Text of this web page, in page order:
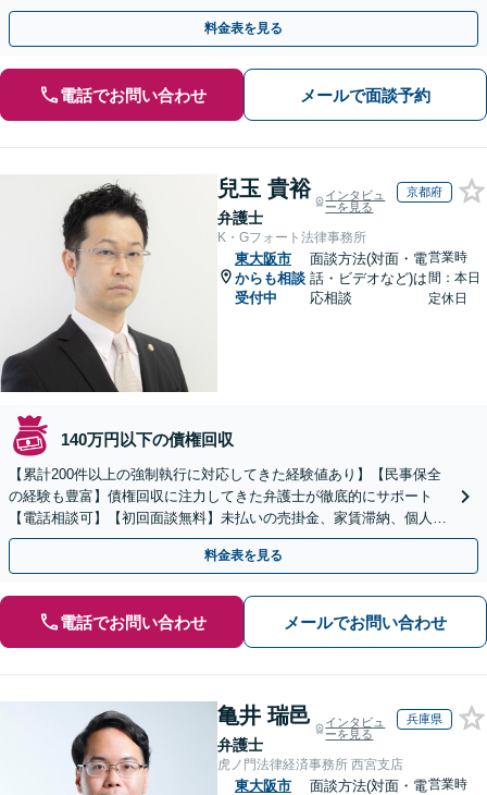
料金表を見る
電話でお問い合わせ メールで面談予約
兒玉 貴裕
弁護士
インタビュ
ーを見る
京都府
K・Gフォート法律事務所
東大阪市
からも相談
受付中
面談方法(対面・電
話・ビデオなど)は
応相談
営業時
間：本日
定休日
140万円以下の債権回収
【累計200件以上の強制執行に対応してきた経験値あり】【民事保全
の経験も豊富】債権回収に注力してきた弁護士が徹底的にサポート
【電話相談可】【初回面談無料】未払いの売掛金、家賃滞納、個人間
のお金の貸し借りなど【関西エリア対応】
料金表を見る
電話でお問い合わせ メールでお問い合わせ
亀井 瑞邑
弁護士
インタビュ
ーを見る
兵庫県
虎ノ門法律経済事務所 西宮支店
東大阪市
面談方法(対面・電営業時